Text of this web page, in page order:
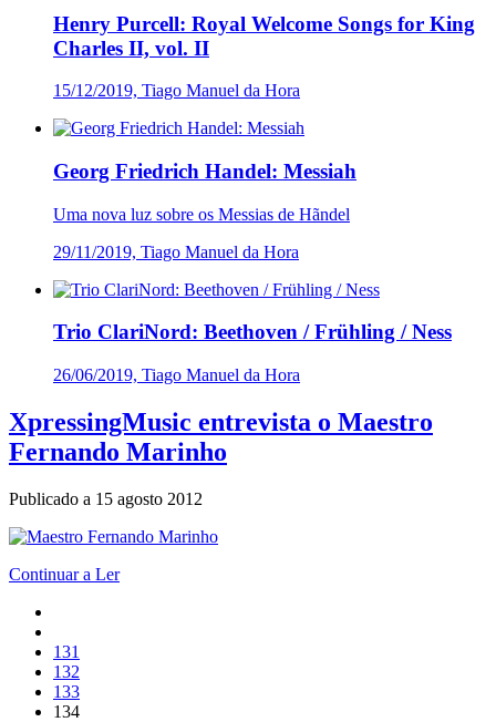
Henry Purcell: Royal Welcome Songs for King
Charles II, vol. II
15/12/2019, Tiago Manuel da Hora
Georg Friedrich Handel: Messiah
Uma nova luz sobre os Messias de Hãndel
29/11/2019, Tiago Manuel da Hora
Trio ClariNord: Beethoven / Frühling / Ness
26/06/2019, Tiago Manuel da Hora
XpressingMusic entrevista o Maestro
Fernando Marinho
Publicado a 15 agosto 2012
Continuar a Ler
131
132
133
134